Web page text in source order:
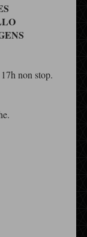
non stop.